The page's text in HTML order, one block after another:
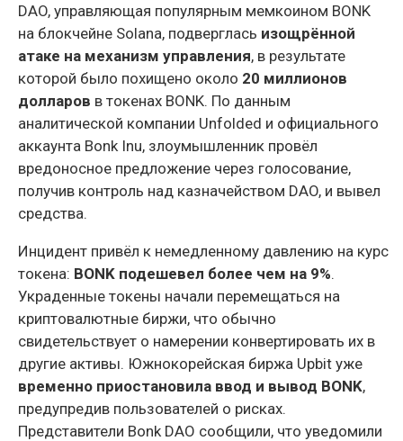
DAO, управляющая популярным мемкоином BONK
на блокчейне Solana, подверглась изощрённой
атаке на механизм управления, в результате
которой было похищено около 20 миллионов
долларов в токенах BONK. По данным
аналитической компании Unfolded и официального
аккаунта Bonk Inu, злоумышленник провёл
вредоносное предложение через голосование,
получив контроль над казначейством DAO, и вывел
средства.
Инцидент привёл к немедленному давлению на курс
токена: BONK подешевел более чем на 9%.
Украденные токены начали перемещаться на
криптовалютные биржи, что обычно
свидетельствует о намерении конвертировать их в
другие активы. Южнокорейская биржа Upbit уже
временно приостановила ввод и вывод BONK,
предупредив пользователей о рисках.
Представители Bonk DAO сообщили, что уведомили